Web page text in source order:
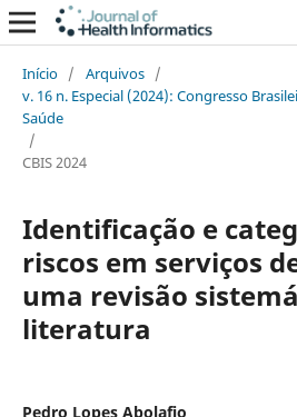
Início / Arquivos /
v. 16 n. Especial (2024): Congresso
Saúde
/
CBIS 2024
Identificação e
riscos em serviços
uma revisão
literatura
Pedro Lopes Abolafio